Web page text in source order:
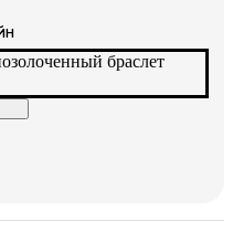
браслет